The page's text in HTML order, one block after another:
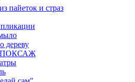
пайеток и страз
дереву